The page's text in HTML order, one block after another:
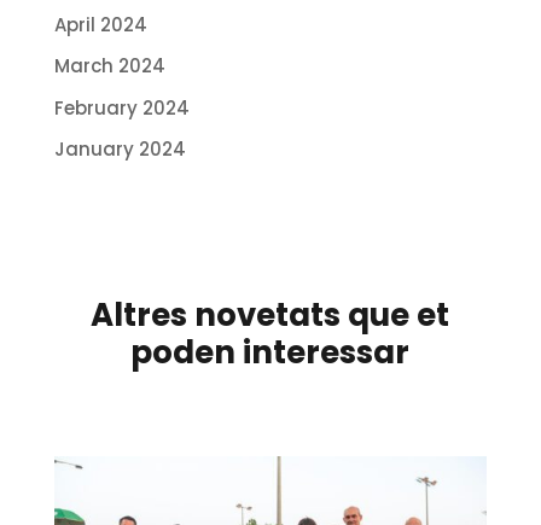
April 2024
March 2024
February 2024
January 2024
Altres novetats que et
poden interessar